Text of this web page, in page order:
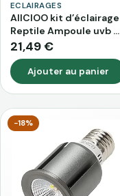
ECLAIRAGES
AIICIOO kit d’éclairage
Reptile Ampoule uvb –
Lampe UV pour Tortue
lézard Dragon Barbu
10.0 15W 220-240V E27
21,49 €
Ajouter au panier
−18%